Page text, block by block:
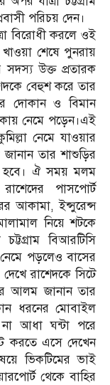
পরিচয় দেন।
বিরোধী করলে ওই
শেষে পুনরায়
সদস্য উক্ত প্রতারক
বেহুশ করে তার
দোকান ও বিমান
নেমে পড়েন।এই
নেমে যাওয়ার
জানান তার শাশুড়ির
হবে। ঐ সময় মলম
পাসপোর্ট
আকামা, ইন্সুরেন্স
নিয়ে শটকে
বিআরটিসি
পড়লেও বাসের
রাশেদকে সিটে
আলম জানান তার
ধরনের মোবাইল
না আধা ঘন্টা পরে
করতে এসে দেখেন
ভিকটিমের ভাই
থেকে বাহির